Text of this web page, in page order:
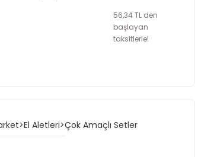
56,34 TL den
başlayan
taksitlerle!
Aletleri>Çok Amaçlı Setler